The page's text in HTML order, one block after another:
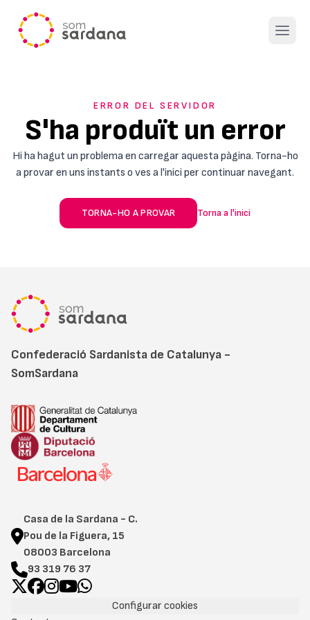
Open
ERROR DEL SERVIDOR
S'ha produït un error
Hi ha hagut un problema en carregar aquesta pàgina. Torna-ho
a provar en uns instants o ves a l'inici per continuar navegant.
TORNA-HO A PROVAR Torna a l'inici
Confederació Sardanista de Catalunya -
SomSardana
Casa de la Sardana - C.
Pou de la Figuera, 15
08003 Barcelona
93 319 76 37
Configurar cookies